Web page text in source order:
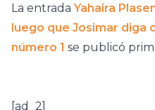
La entradaYahaira
luego que Josimar diga
número 1 se publicó
[ad_2]